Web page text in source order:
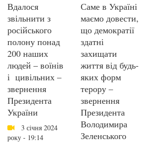
Вдалося
звільнити з
російського
полону понад
200 наших
людей – воїнів
і цивільних –
звернення
Президента
України
3 січня 2024
року - 19:14
Саме в Україні
маємо довести,
що демократії
здатні
захищати
життя від будь-
яких форм
терору –
звернення
Президента
Володимира
Зеленського